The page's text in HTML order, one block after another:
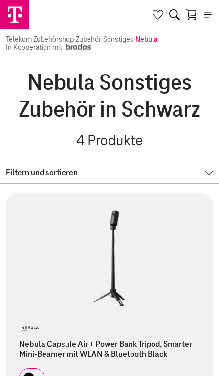
Telekom Zubehörshop·Zubehör·Sonstiges·Nebula
In Kooperation mit
Nebula Sonstiges
Zubehör in Schwarz
4 Produkte
Filtern und sortieren
Nebula Capsule Air + Power Bank Tripod, Smarter
Mini-Beamer mit WLAN & Bluetooth Black